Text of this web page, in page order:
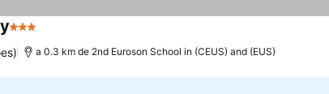
3 Estrelas
a 0.3 km de 2nd Euroson School in (CEUS) and (EUS)